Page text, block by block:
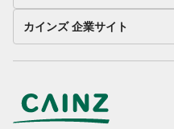
カインズ 企業サイト